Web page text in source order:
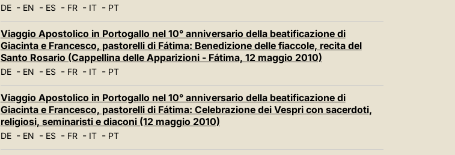
DE- EN - ES- FR- IT- PT
Viaggio Apostolico in Portogallo nel 10° anniversario della beatificazione di
Giacinta e Francesco, pastorelli di Fátima: Benedizione delle fiaccole, recita del
Santo Rosario (Cappellina delle Apparizioni - Fátima, 12 maggio 2010)
DE- EN - ES- FR- IT- PT
Viaggio Apostolico in Portogallo nel 10° anniversario della beatificazione di
Giacinta e Francesco, pastorelli di Fátima: Celebrazione dei Vespri con sacerdoti,
religiosi, seminaristi e diaconi (12 maggio 2010)
DE- EN - ES- FR- IT- PT